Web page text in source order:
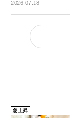
2026.07.18
急上昇